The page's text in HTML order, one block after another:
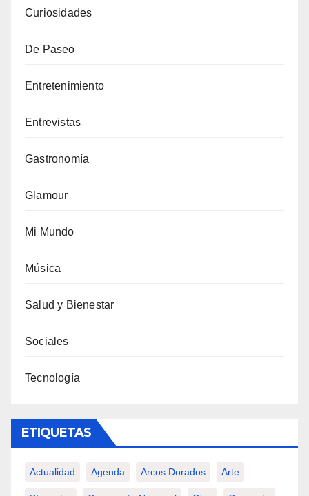
Curiosidades
De Paseo
Entretenimiento
Entrevistas
Gastronomía
Glamour
Mi Mundo
Música
Salud y Bienestar
Sociales
Tecnología
ETIQUETAS
Actualidad Agenda Arcos Dorados Arte